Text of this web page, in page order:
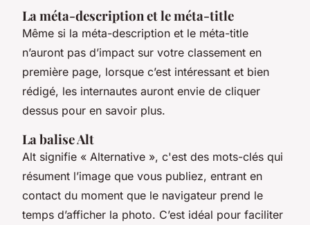
La méta-description et le méta-title
Même si la méta-description et le méta-title
n’auront pas d’impact sur votre classement en
première page, lorsque c’est intéressant et bien
rédigé, les internautes auront envie de cliquer
dessus pour en savoir plus.
La balise Alt
Alt signifie « Alternative », c'est des mots-clés qui
résument l’image que vous publiez, entrant en
contact du moment que le navigateur prend le
temps d’afficher la photo. C’est idéal pour faciliter